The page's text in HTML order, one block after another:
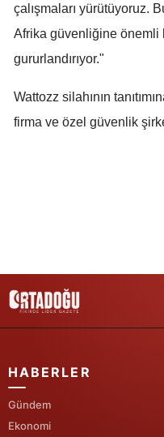
çalışmaları yürütüyoruz.
Afrika güvenliğine önemli
gururlandırıyor."
Wattozz silahının
firma ve özel güvenlik
HABERLER
Gündem
Ekonomi